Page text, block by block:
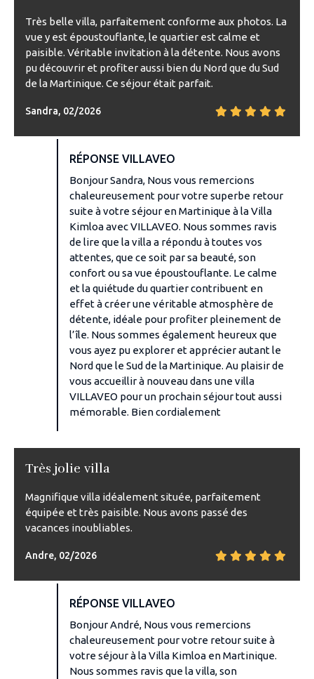
Très belle villa, parfaitement conforme aux photos. La
vue y est époustouflante, le quartier est calme et
paisible. Véritable invitation à la détente. Nous avons
pu découvrir et profiter aussi bien du Nord que du Sud
de la Martinique. Ce séjour était parfait.
Sandra, 02/2026
RÉPONSE VILLAVEO
Bonjour Sandra, Nous vous remercions
chaleureusement pour votre superbe retour
suite à votre séjour en Martinique à la Villa
Kimloa avec VILLAVEO. Nous sommes ravis
de lire que la villa a répondu à toutes vos
attentes, que ce soit par sa beauté, son
confort ou sa vue époustouflante. Le calme
et la quiétude du quartier contribuent en
effet à créer une véritable atmosphère de
détente, idéale pour profiter pleinement de
l’île. Nous sommes également heureux que
vous ayez pu explorer et apprécier autant le
Nord que le Sud de la Martinique. Au plaisir de
vous accueillir à nouveau dans une villa
VILLAVEO pour un prochain séjour tout aussi
mémorable. Bien cordialement
Très jolie villa
Magnifique villa idéalement située, parfaitement
équipée et très paisible. Nous avons passé des
vacances inoubliables.
Andre, 02/2026
RÉPONSE VILLAVEO
Bonjour André, Nous vous remercions
chaleureusement pour votre retour suite à
votre séjour à la Villa Kimloa en Martinique.
Nous sommes ravis que la villa, son